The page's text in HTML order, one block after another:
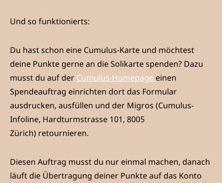
Und so funktionierts:
Du hast schon eine Cumulus-Karte und möchtest
deine Punkte gerne an die Solikarte spenden? Dazu
musst du auf der Cumulus-Homepage einen
Spendeauftrag einrichten dort das Formular
ausdrucken, ausfüllen und der Migros (Cumulus-
Infoline, Hardturmstrasse 101, 8005
Zürich) retournieren.
Diesen Auftrag musst du nur einmal machen, danach
läuft die Übertragung deiner Punkte auf das Konto